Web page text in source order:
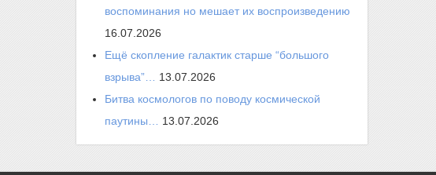
воспоминания но мешает их воспроизведению
16.07.2026
Ещё скопление галактик старше “большого
взрыва”…
13.07.2026
Битва космологов по поводу космической
паутины…
13.07.2026